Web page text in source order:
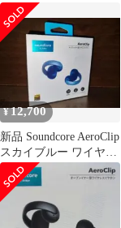
スイヤホン
¥12,700
新品 Soundcore AeroClip
スカイブルー ワイヤレ
スイヤホン